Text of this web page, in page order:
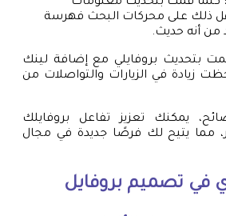
ذلك على محركات البحث فهرسة
من أنه حديث.
بتحديث بروفايلي مع إضافة لينك
زيادة في الزيارات والتواصلات من
يمكنك تعزيز تفاعل بروفايلك
مما يتيح لك فرصًا جديدة في مجال
في تصميم بروفايل